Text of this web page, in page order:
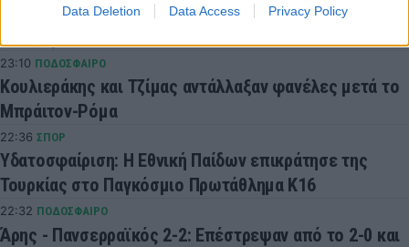
Data Deletion Data Access Privacy Policy
Παναθηναϊκός: Θέλει να κάνει το καλύτερο στο τέλος
23:10 ΠΟΔΟΣΦΑΙΡΟ
Κουλιεράκης και Τζίμας αντάλλαξαν φανέλες μετά το
Μπράιτον-Ρόμα
22:36 ΣΠΟΡ
Υδατοσφαίριση: Η Εθνική Παίδων επικράτησε της
Τουρκίας στο Παγκόσμιο Πρωτάθλημα Κ16
22:32 ΠΟΔΟΣΦΑΙΡΟ
Άρης - Πανσερραϊκός 2-2: Επέστρεψαν από το 2-0 και